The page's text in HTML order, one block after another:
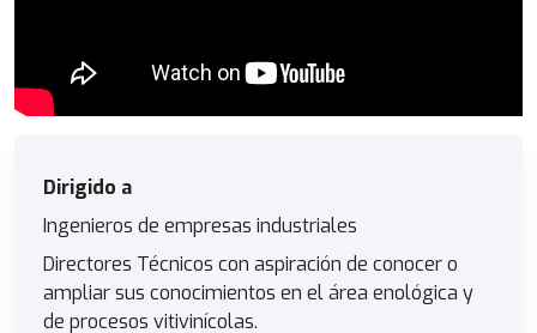
Dirigido a
Ingenieros de empresas industriales
Directores Técnicos con aspiración de conocer o
ampliar sus conocimientos en el área enológica y
de procesos vitivinícolas.